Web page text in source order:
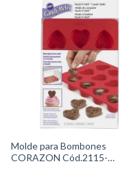
Molde para Bombones
CORAZON Cód.2115-